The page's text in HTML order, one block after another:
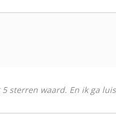
sterren waard. En ik ga